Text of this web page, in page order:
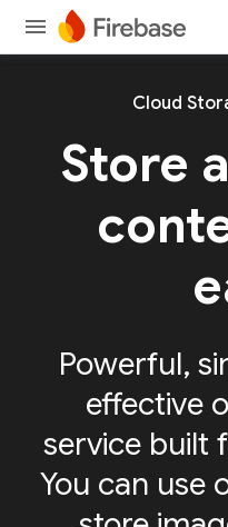
Cloud
Store
Powerful,
effective
service built
You can use